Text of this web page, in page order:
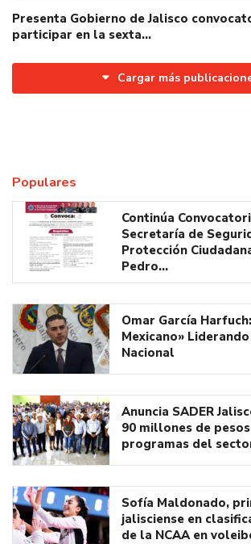
Presenta Gobierno de Jalisco
participar en la sexta…
Cargar más
Populares
Continúa
Secretaría de
Protección
Pedro…
Omar García
Mexicano»
Nacional
Anuncia SADER
90 millones de
programas del
Sofía Maldonado,
jalisciense en
de la NCAA en